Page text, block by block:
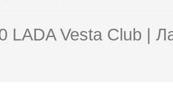
LADA Vesta Club |